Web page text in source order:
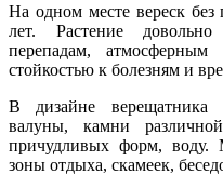
На одном месте вереск без
лет. Растение
перепадам, атмосферным
стойкостью к болезням и
В дизайне верещатника
валуны, камни
причудливых форм, воду.
зоны отдыха, скамеек,